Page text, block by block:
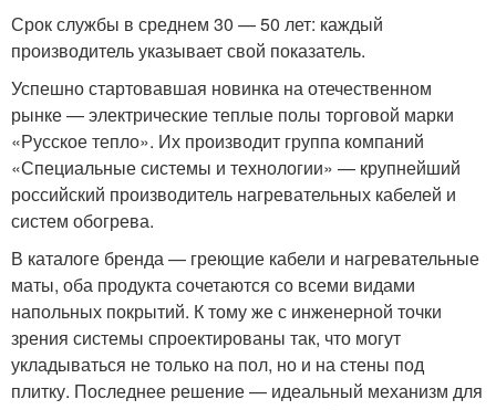
Срок службы в среднем 30 — 50 лет: каждый
производитель указывает свой показатель.
Успешно стартовавшая новинка на отечественном
рынке — электрические теплые полы торговой марки
«Русское тепло». Их производит группа компаний
«Специальные системы и технологии» — крупнейший
российский производитель нагревательных кабелей и
систем обогрева.
В каталоге бренда — греющие кабели и нагревательные
маты, оба продукта сочетаются со всеми видами
напольных покрытий. К тому же с инженерной точки
зрения системы спроектированы так, что могут
укладываться не только на пол, но и на стены под
плитку. Последнее решение — идеальный механизм для